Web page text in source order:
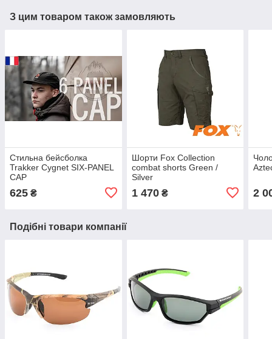
З цим товаром також замовляють
Стильна бейсболка
Trakker Cygnet SIX-PANEL
CAP
625 ₴
Шорти Fox Collection
combat shorts Green /
Silver
1 470₴ 2
Подібні товари компанії